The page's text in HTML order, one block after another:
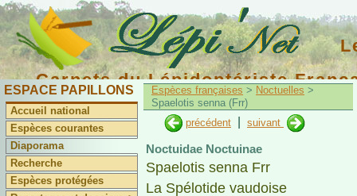
Carnets du Lépidoptériste
ESPACE PAPILLONS
Accueil national
Espèces courantes
Diaporama
Recherche
Espèces protégées
Espèces françaises > Noctuelles >
Spaelotis senna (Frr)
précédent
suivant
Noctuidae Noctuinae
Spaelotis senna Frr
La Spélotide vaudoise